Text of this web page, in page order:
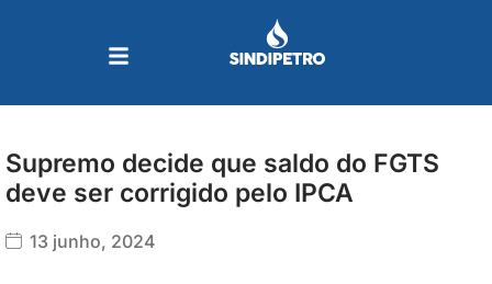
Supremo decide que saldo do FGTS
deve ser corrigido pelo IPCA
13 junho, 2024